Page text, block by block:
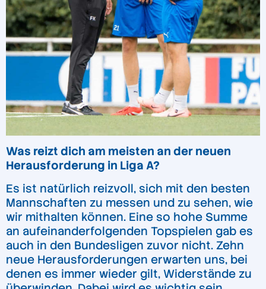
Was reizt dich am meisten an der neuen
Herausforderung in Liga A?
Es ist natürlich reizvoll, sich mit den besten
Mannschaften zu messen und zu sehen, wie
wir mithalten können. Eine so hohe Summe
an aufeinanderfolgenden Topspielen gab es
auch in den Bundesligen zuvor nicht. Zehn
neue Herausforderungen erwarten uns, bei
denen es immer wieder gilt, Widerstände zu